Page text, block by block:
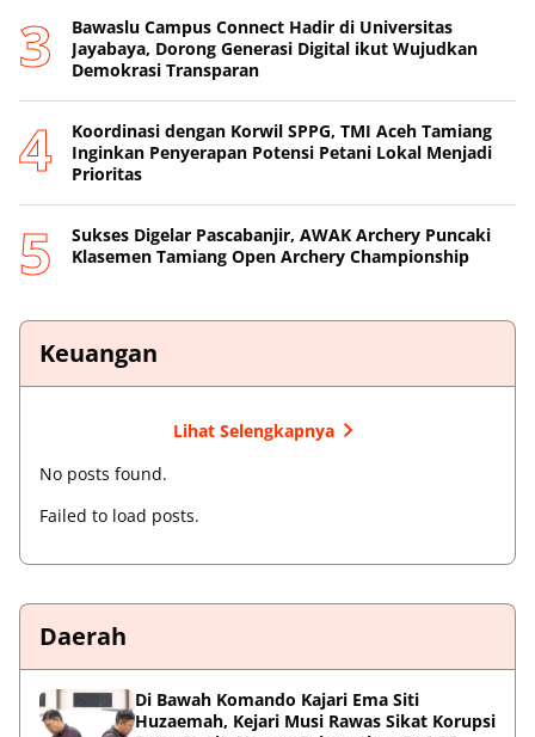
Bawaslu Campus Connect Hadir di Universitas
Jayabaya, Dorong Generasi Digital ikut Wujudkan
Demokrasi Transparan
Koordinasi dengan Korwil SPPG, TMI Aceh Tamiang
Inginkan Penyerapan Potensi Petani Lokal Menjadi
Prioritas
Sukses Digelar Pascabanjir, AWAK Archery Puncaki
Klasemen Tamiang Open Archery Championship
Keuangan
Lihat Selengkapnya
No posts found.
Failed to load posts.
Daerah
Di Bawah Komando Kajari Ema Siti
Huzaemah, Kejari Musi Rawas Sikat Korupsi